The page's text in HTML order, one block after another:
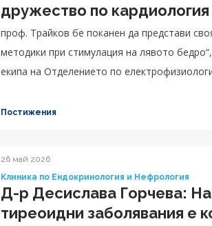
дружество по кардиология
проф. Трайков бе поканен да представи
методики при стимулация на лявото бедро“, в която бяха включени и собствени резултати на
екипа на Отделението по
Постижения
26 май 2026
Клиника по Ендокринология и Нефрология
Д-р Десислава Горчева:
тиреоидни заболявания е